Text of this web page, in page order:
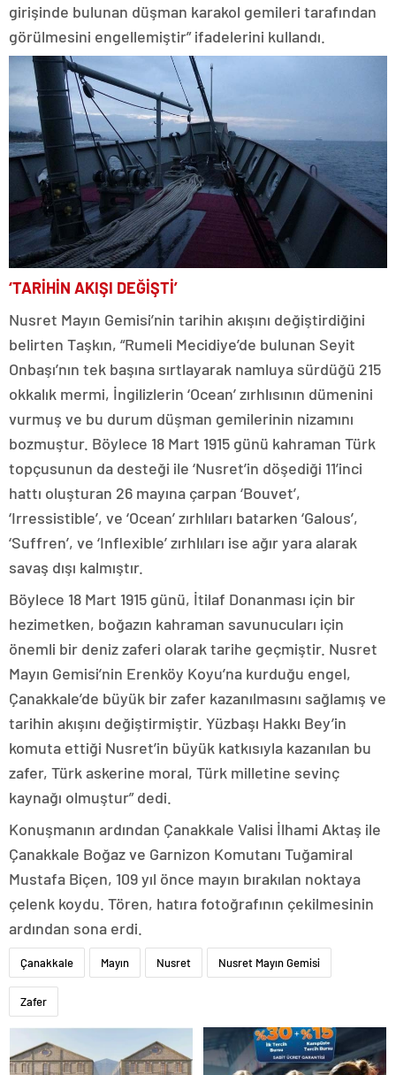
girişinde bulunan düşman karakol gemileri tarafından
görülmesini engellemiştir” ifadelerini kullandı.
‘TARİHİN AKIŞI DEĞİŞTİ’
Nusret Mayın Gemisi’nin tarihin akışını değiştirdiğini
belirten Taşkın, “Rumeli Mecidiye’de bulunan Seyit
Onbaşı’nın tek başına sırtlayarak namluya sürdüğü 215
okkalık mermi, İngilizlerin ‘Ocean’ zırhlısının dümenini
vurmuş ve bu durum düşman gemilerinin nizamını
bozmuştur. Böylece 18 Mart 1915 günü kahraman Türk
topçusunun da desteği ile ‘Nusret’in döşediği 11’inci
hattı oluşturan 26 mayına çarpan ‘Bouvet’,
‘Irressistible’, ve ‘Ocean’ zırhlıları batarken ‘Galous’,
‘Suffren’, ve ‘Inflexible’ zırhlıları ise ağır yara alarak
savaş dışı kalmıştır.
Böylece 18 Mart 1915 günü, İtilaf Donanması için bir
hezimetken, boğazın kahraman savunucuları için
önemli bir deniz zaferi olarak tarihe geçmiştir. Nusret
Mayın Gemisi’nin Erenköy Koyu’na kurduğu engel,
Çanakkale’de büyük bir zafer kazanılmasını sağlamış ve
tarihin akışını değiştirmiştir. Yüzbaşı Hakkı Bey’in
komuta ettiği Nusret’in büyük katkısıyla kazanılan bu
zafer, Türk askerine moral, Türk milletine sevinç
kaynağı olmuştur” dedi.
Konuşmanın ardından Çanakkale Valisi İlhami Aktaş ile
Çanakkale Boğaz ve Garnizon Komutanı Tuğamiral
Mustafa Biçen, 109 yıl önce mayın bırakılan noktaya
çelenk koydu. Tören, hatıra fotoğrafının çekilmesinin
ardından sona erdi.
Çanakkale Mayın Nusret Nusret Mayın Gemisi
Zafer